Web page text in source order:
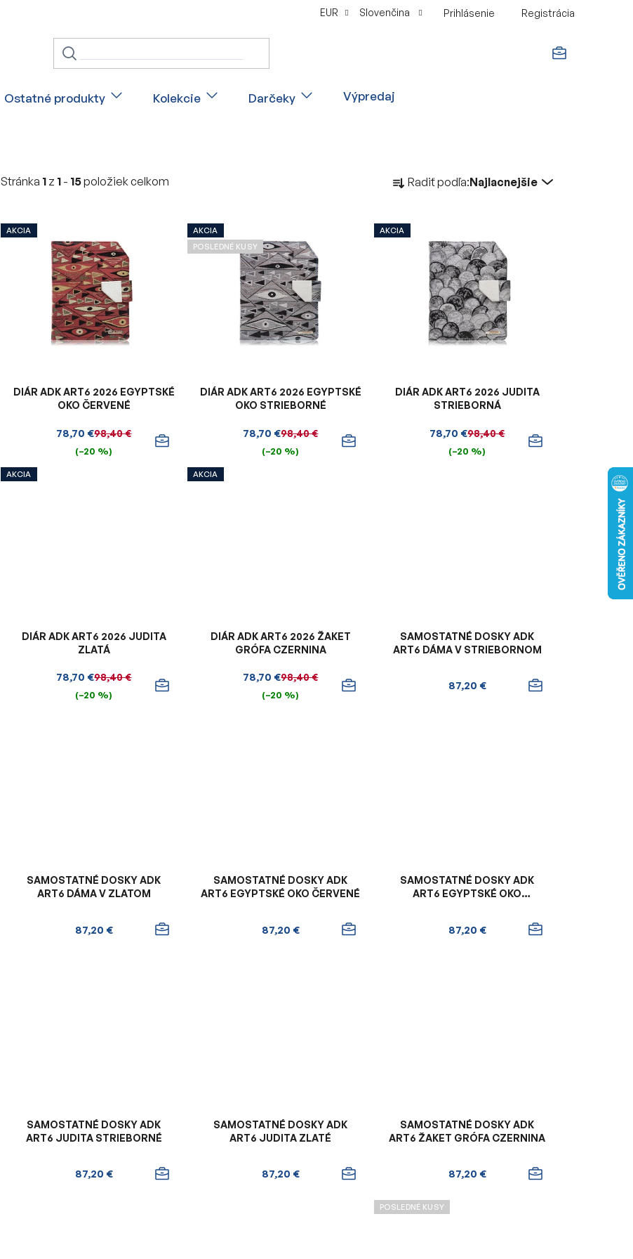
EUR Slovenčina Prihlásenie Registrácia
Ostatné produkty Kolekcie Darčeky Výpredaj
Stránka 1 z 1 - 15položiek celkom
a
e
n
k
Radiť podľa:Najlacnejšie
V
ý
v
AKCIA
DIÁR ADK ART6 2026 EGYPTSKÉ
OKO ČERVENÉ
78,70 €98,40 €
(–20 %)
AKCIA
POSLEDNÉ KUSY
DIÁR ADK ART6 2026 EGYPTSKÉ
OKO STRIEBORNÉ
78,70 €98,40 €
(–20 %)
AKCIA
DIÁR ADK ART6 2026 JUDITA
STRIEBORNÁ
78,70 €98,40 €
(–20 %)
AKCIA
DIÁR ADK ART6 2026 JUDITA
ZLATÁ
78,70 €98,40 €
(–20 %)
AKCIA
DIÁR ADK ART6 2026 ŽAKET
GRÓFA CZERNINA
78,70 €98,40 €
(–20 %)
SAMOSTATNÉ DOSKY ADK
ART6 DÁMA V STRIEBORNOM
87,20 €
SAMOSTATNÉ DOSKY ADK
ART6 DÁMA V ZLATOM
87,20 €
SAMOSTATNÉ DOSKY ADK
ART6 EGYPTSKÉ OKO ČERVENÉ
87,20 €
SAMOSTATNÉ DOSKY ADK
ART6 EGYPTSKÉ OKO
87,20 €
SAMOSTATNÉ DOSKY ADK
ART6 JUDITA STRIEBORNÉ
87,20 €
SAMOSTATNÉ DOSKY ADK
ART6 JUDITA ZLATÉ
87,20 €
SAMOSTATNÉ DOSKY ADK
ART6 ŽAKET GRÓFA CZERNINA
87,20 €
POSLEDNÉ KUSY